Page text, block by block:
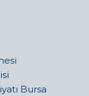
Bursa